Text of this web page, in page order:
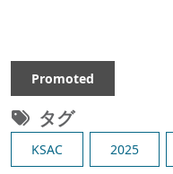
Promoted
タグ
KSAC 2025